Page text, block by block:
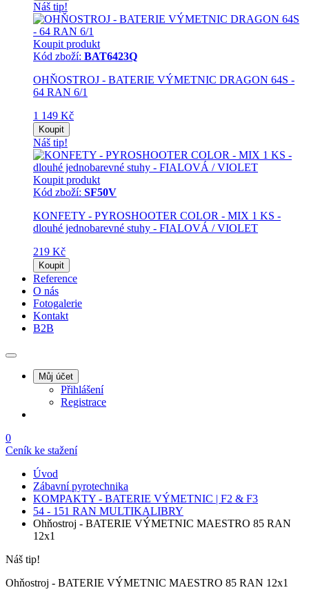
Náš tip!
Koupit produkt
Kód zboží: BAT6423Q
OHŇOSTROJ - BATERIE VÝMETNIC DRAGON 64S -
64 RAN 6/1
1 149 Kč
Koupit
Náš tip!
Koupit produkt
Kód zboží: SF50V
KONFETY - PYROSHOOTER COLOR - MIX 1 KS -
dlouhé jednobarevné stuhy - FIALOVÁ / VIOLET
219 Kč
Koupit
Reference
O nás
Fotogalerie
Kontakt
B2B
Můj účet
Přihlášení
Registrace
0
Ceník ke stažení
Úvod
Zábavní pyrotechnika
KOMPAKTY - BATERIE VÝMETNIC | F2 & F3
54 - 151 RAN MULTIKALIBRY
Ohňostroj - BATERIE VÝMETNIC MAESTRO 85 RAN
12x1
Náš tip!
Ohňostroj - BATERIE VÝMETNIC MAESTRO 85 RAN 12x1